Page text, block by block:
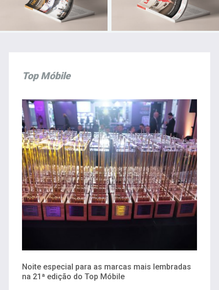
Top Móbile
Noite especial para as marcas mais lembradas
na 21ª edição do Top Móbile